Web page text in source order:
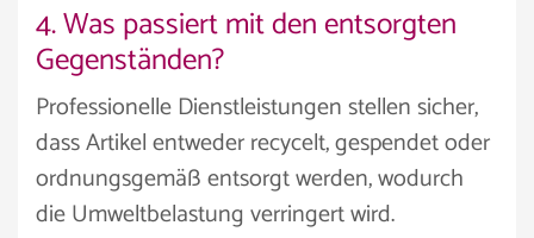
4. Was passiert mit den entsorgten
Gegenständen?
Professionelle Dienstleistungen stellen sicher,
dass Artikel entweder recycelt, gespendet oder
ordnungsgemäß entsorgt werden, wodurch
die Umweltbelastung verringert wird.